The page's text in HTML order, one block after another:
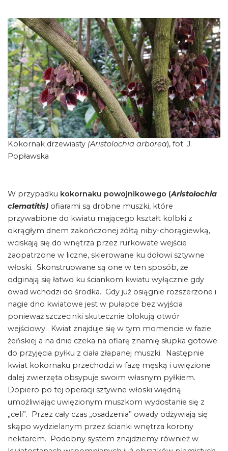
Kokornak drzewiasty (Aristolochia arborea), fot. J.
Popławska
W przypadku kokornaku powojnikowego (Aristolochia
clematitis) ofiarami są drobne muszki, które
przywabione do kwiatu mającego kształt kolbki z
okrągłym dnem zakończonej żółtą niby-chorągiewką,
wciskają się do wnętrza przez rurkowate wejście
zaopatrzone w liczne, skierowane ku dołowi sztywne
włoski. Skonstruowane są one w ten sposób, że
odginają się łatwo ku ściankom kwiatu wyłącznie gdy
owad wchodzi do środka. Gdy już osiągnie rozszerzone i
nagie dno kwiatowe jest w pułapce bez wyjścia
ponieważ szczecinki skutecznie blokują otwór
wejściowy. Kwiat znajduje się w tym momencie w fazie
żeńskiej a na dnie czeka na ofiarę znamię słupka gotowe
do przyjęcia pyłku z ciała złapanej muszki. Następnie
kwiat kokornaku przechodzi w fazę męską i uwięzione
dalej zwierzęta obsypuje swoim własnym pyłkiem.
Dopiero po tej operacji sztywne włoski więdną
umożliwiając uwięzionym muszkom wydostanie się z
„celi”. Przez cały czas „osadzenia” owady odżywiają się
skąpo wydzielanym przez ścianki wnętrza korony
nektarem. Podobny system znajdziemy również w